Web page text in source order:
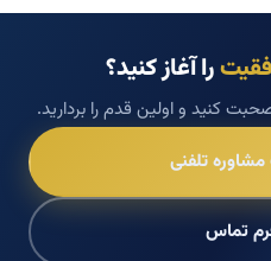
را آغاز کنید؟
کنید و اولین قدم را بردارید.
تلفنی
تماس